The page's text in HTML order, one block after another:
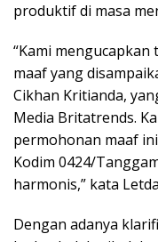
produktif di masa
“Kami
maaf yang
Cikhan Kritianda,
Media Britatrends.
permohonan maaf
Kodim 0424/
harmonis,” kata
Dengan adanya